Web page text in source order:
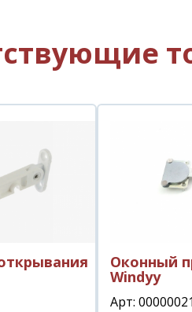
Оконный
Windyy
Арт: